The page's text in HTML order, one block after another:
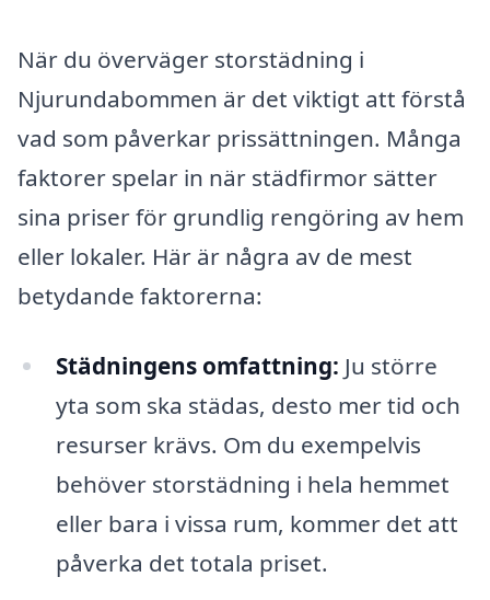
När du överväger storstädning i
Njurundabommen är det viktigt att förstå
vad som påverkar prissättningen. Många
faktorer spelar in när städfirmor sätter
sina priser för grundlig rengöring av hem
eller lokaler. Här är några av de mest
betydande faktorerna:
Städningens omfattning: Ju större
yta som ska städas, desto mer tid och
resurser krävs. Om du exempelvis
behöver storstädning i hela hemmet
eller bara i vissa rum, kommer det att
påverka det totala priset.